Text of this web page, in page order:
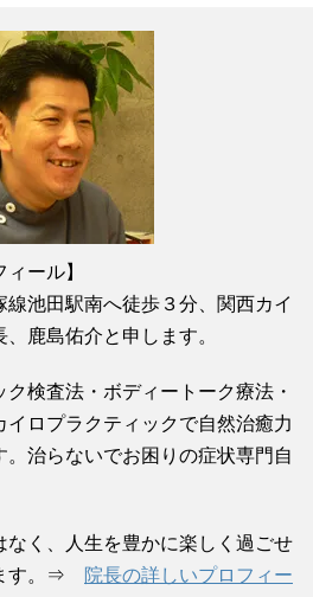
ール】
池田駅南へ徒歩３分、関西カイ
鹿島佑介と申します。
検査法・ボディートーク療法・
ロプラクティックで自然治癒力
。治らないでお困りの症状専門自
なく、人生を豊かに楽しく過ごせ
す。⇒
院長の詳しいプロフィー